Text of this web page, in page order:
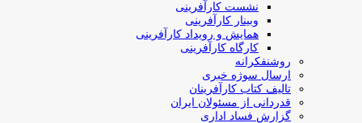
نشست کارآفرینی
وبینار کارآفرینی
همایش و رویداد کارآفرینی
کارگاه کارآفرینی
روشنفکرانه
ارسال سوژه‌ خبری
تالیف کتاب کارآفرینان
قدردانی از مسئولان ایران
گزارش فساد اداری